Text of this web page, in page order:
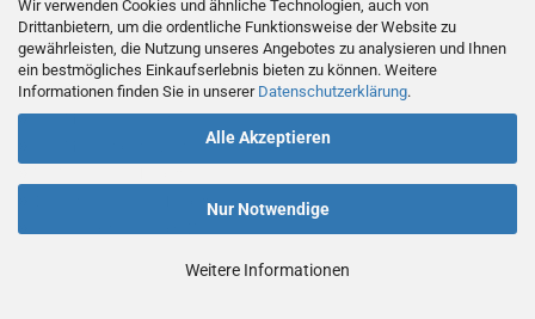
Wir verwenden Cookies und ähnliche Technologien, auch von
Drittanbietern, um die ordentliche Funktionsweise der Website zu
gewährleisten, die Nutzung unseres Angebotes zu analysieren und Ihnen
ein bestmögliches Einkaufserlebnis bieten zu können. Weitere
Informationen finden Sie in unserer Datenschutzerklärung.
Alle Akzeptieren
Nur Notwendige
Weitere Informationen
»kostenloser Rückhol-Service
» Lieferung auf Rechnung
»Lieferung zum Wunschtermin
»persönliche Bestellhistorie
»kein Mindermengenzuschlag
10% Stammkunden-Rabatt
»